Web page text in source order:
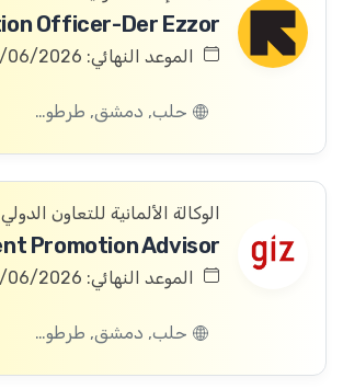
الموعد النهائي: 30/06/2026
حلب, دمشق, طرطوس, ريف دمشق, ديرالزور, درعا, السويداء, إدلب, القنيطرة, اللاذقية, الرقة, حمص, الحسكة, حماة
الوكالة الألمانية للتعاون الدولي GIZ
الموعد النهائي: 30/06/2026
حلب, دمشق, طرطوس, ريف دمشق, ديرالزور, درعا, السويداء, إدلب, القنيطرة, اللاذقية, الرقة, حمص, الحسكة, حماة